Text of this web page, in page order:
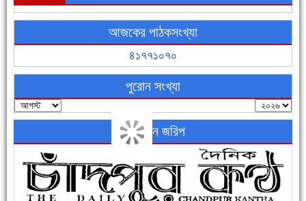
ফরিদগঞ্জের ভূমিহীন ২০ পরিবার আজ নিজের পাকা ঘরে উঠছে
নতুনবাজার ফাঁড়ি পুলিশের অভিযানে ৪০ পিচ ইয়াবাসহ ১ জন গ্রেফতার
আজকের পাঠকসংখ্যা
৪১৭৭১০৭০
পুরোন সংখ্যা
অনলাইন জরিপ